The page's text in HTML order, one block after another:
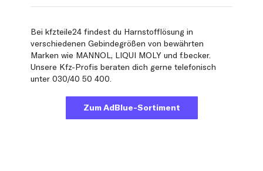
Bei kfzteile24 findest du Harnstofflösung in
verschiedenen Gebindegrößen von bewährten
Marken wie MANNOL, LIQUI MOLY und f.becker.
Unsere Kfz-Profis beraten dich gerne telefonisch
unter 030/40 50 400.
Zum AdBlue-Sortiment